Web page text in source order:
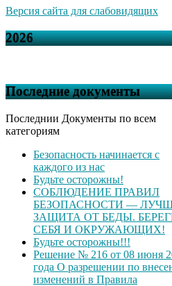
Версия сайта для слабовидящих
2026
Последние документы
Последнии Документы по всем
категориям
Безопасность начинается с
каждого из нас
Будьте осторожны!
СОБЛЮДЕНИЕ ПРАВИЛ
БЕЗОПАСНОСТИ —
ЗАЩИТА ОТ БЕДЫ.
СЕБЯ И ОКРУЖАЮЩИХ!
Будьте осторожны!!!
Решение № 216 от 08 июня
года О разрешении по
изменений в Правила